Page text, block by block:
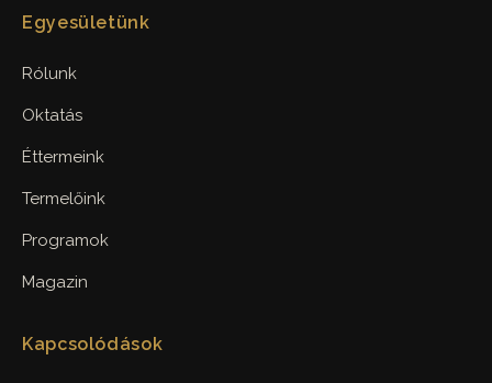
Egyesületünk
Rólunk
Oktatás
Éttermeink
Termelőink
Programok
Magazin
Kapcsolódások